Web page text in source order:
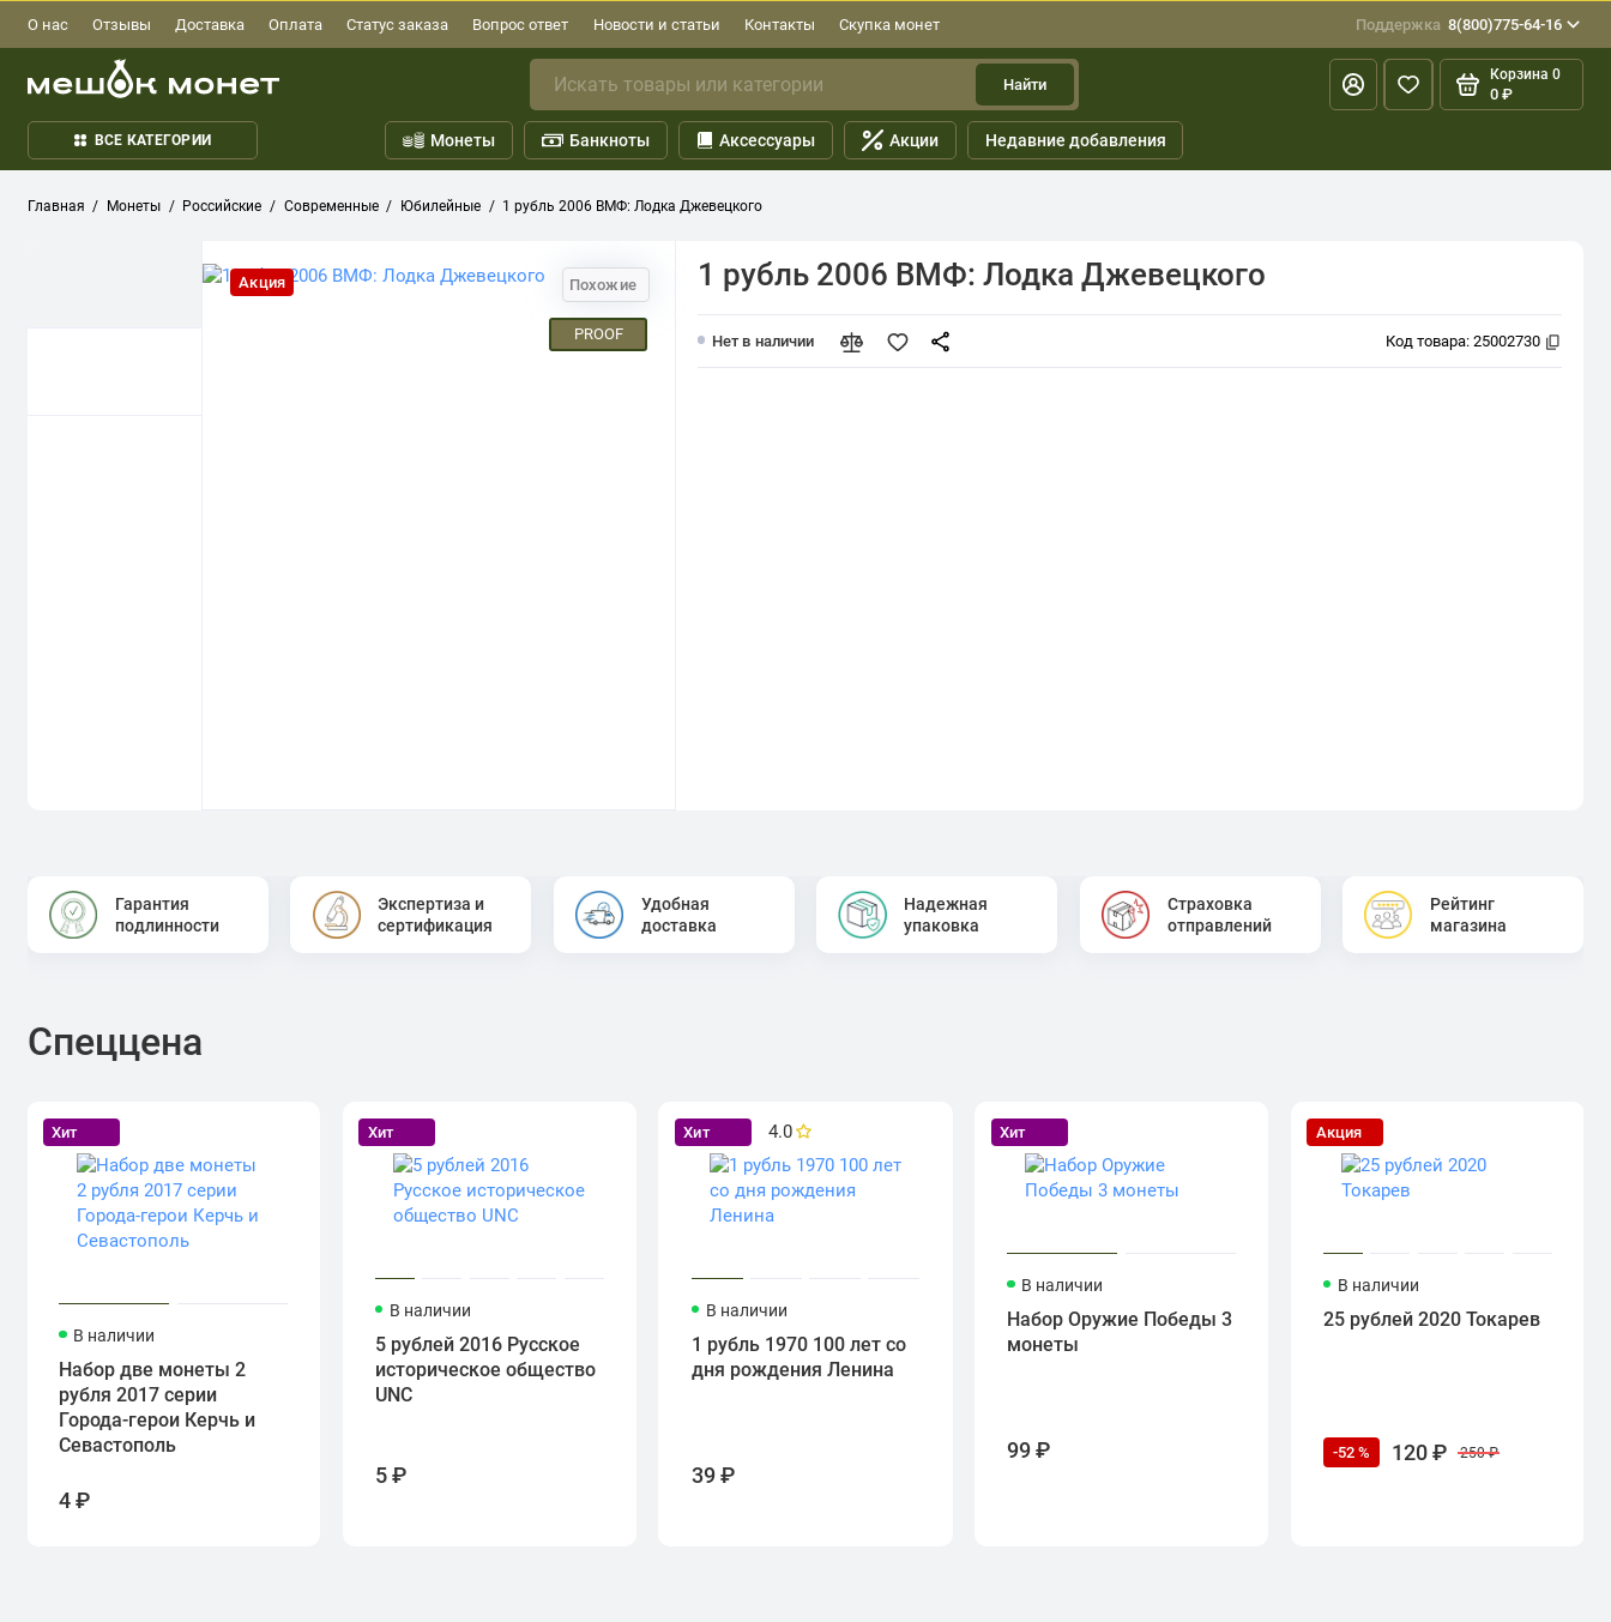
О нас Отзывы Доставка Оплата Статус заказа Вопрос ответ Новости и статьи Контакты Скупка монет Поддержка 8(800)775-64-16
Найти
Корзина 0
0 ₽
ВСЕ КАТЕГОРИИ Монеты Банкноты Аксессуары Акции Недавние добавления
Главная Монеты Российские Современные Юбилейные 1 рубль 2006 ВМФ: Лодка Джевецкого
Похожие
PROOF
Акция 1 рубль 2006 ВМФ: Лодка Джевецкого
Нет в наличии Код товара: 25002730
Гарантия
подлинности
Экспертиза и
сертификация
Удобная
доставка
Надежная
упаковка
Страховка
отправлений
Рейтинг
магазина
Спеццена
Хит
В наличии
Набор две монеты 2
рубля 2017 серии
Города-герои Керчь и
Севастополь
4 ₽
Хит
В наличии
5 рублей 2016 Русское
историческое общество
UNC
5 ₽
Хит 4.0
В наличии
1 рубль 1970 100 лет со
дня рождения Ленина
39 ₽
Хит
В наличии
Набор Оружие Победы 3
монеты
99 ₽
Акция
В наличии
25 рублей 2020 Токарев
-52 % 120 ₽ 250 ₽